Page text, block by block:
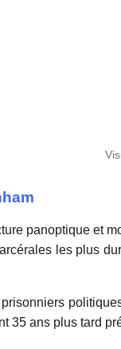
panoptique et
les plus
35 ans plus tard